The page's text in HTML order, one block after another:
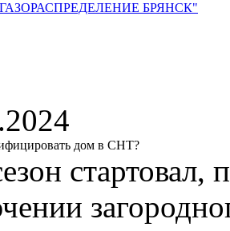
БРЯНСК"
дом в СНТ?
стартовал,